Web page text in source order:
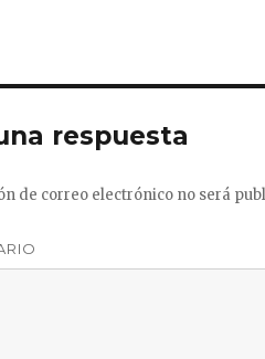
respuesta
de correo electrónico no será